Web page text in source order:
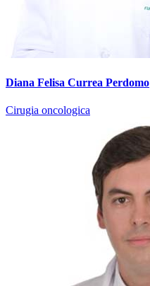
Diana Felisa Currea Perdomo
Cirugia oncologica